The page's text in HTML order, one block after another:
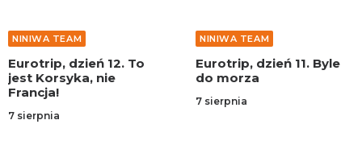
NINIWA TEAM
FESTIWAL ŻYCIA
WOLONTARIAT
AKTUALNOŚCI
NINIWA TEAM
Eurotrip, dzień 12. To
jest Korsyka, nie
Francja!
7 sierpnia
NINIWA TEAM
Eurotrip, dzień 11. Byle
do morza
7 sierpnia